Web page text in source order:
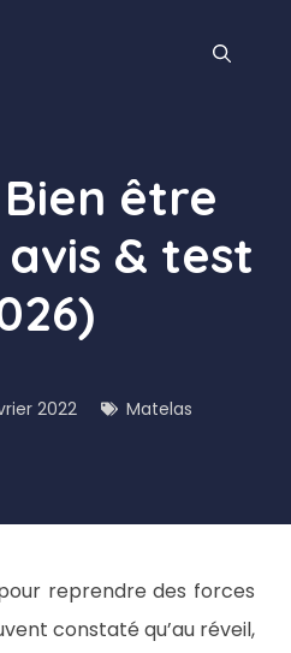
être
& test
2022 Matelas
reprendre des forces
constaté qu’au réveil,